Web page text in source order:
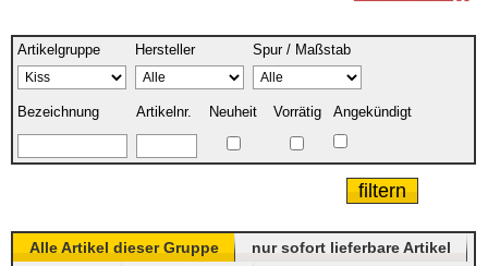
Artikelgruppe Hersteller Spur / Maßstab
Bezeichnung Artikelnr. Neuheit Vorrätig Angekündigt
Alle Artikel dieser Gruppe
nur sofort lieferbare Artikel